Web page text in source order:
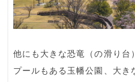
他にも大きな恐竜（の滑り台
プールもある玉幡公園、大き